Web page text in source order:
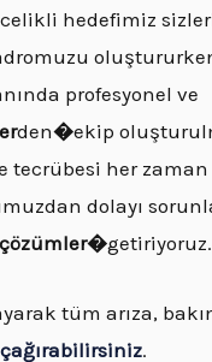
hedefimiz
profesyonel ve
den�ekip
her zaman
dolayı
çözümler�getiriyoruz.
tüm arıza,
çağırabilirsiniz.